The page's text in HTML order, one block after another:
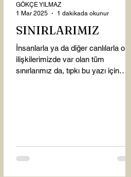
SINIRLARIMIZ
İnsanlarla ya da diğer canlılarla olan
ilişkilerimizde var olan tüm
sınırlarımız da, tıpkı bu yazı için
GÖKÇE YILMAZ
1 Mar 2025
1 dakikada okunur